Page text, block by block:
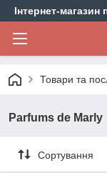
Інтернет-
Товари та
Parfums de Marly
Сортування